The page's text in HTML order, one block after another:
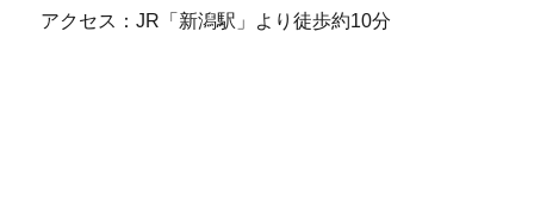
アクセス：JR「新潟駅」より徒歩約10分